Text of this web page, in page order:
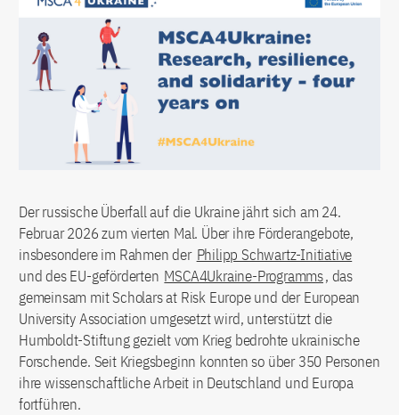
Der russische Überfall auf die Ukraine jährt sich am 24.
Februar 2026 zum vierten Mal. Über ihre Förderangebote,
insbesondere im Rahmen der Philipp Schwartz-Initiative
und des EU-geförderten MSCA4Ukraine-Programms, das
gemeinsam mit Scholars at Risk Europe und der European
University Association umgesetzt wird, unterstützt die
Humboldt-Stiftung gezielt vom Krieg bedrohte ukrainische
Forschende. Seit Kriegsbeginn konnten so über 350 Personen
ihre wissenschaftliche Arbeit in Deutschland und Europa
fortführen.